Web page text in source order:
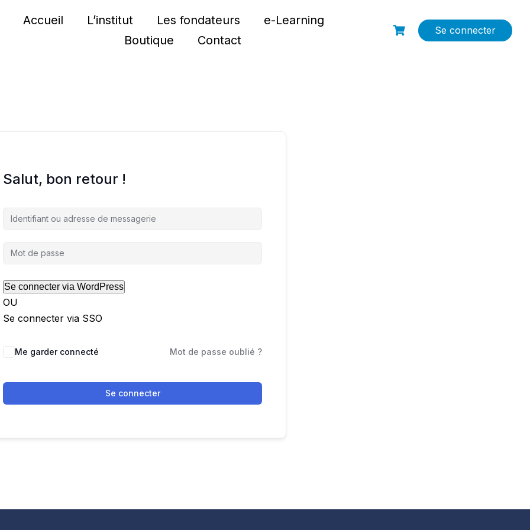
Accueil L’institut Les fondateurs
e-Learning
Boutique
Contact
Se connecter
Salut, bon retour !
OU
Se connecter via SSO
Me garder connecté Mot de passe oublié ?
Se connecter